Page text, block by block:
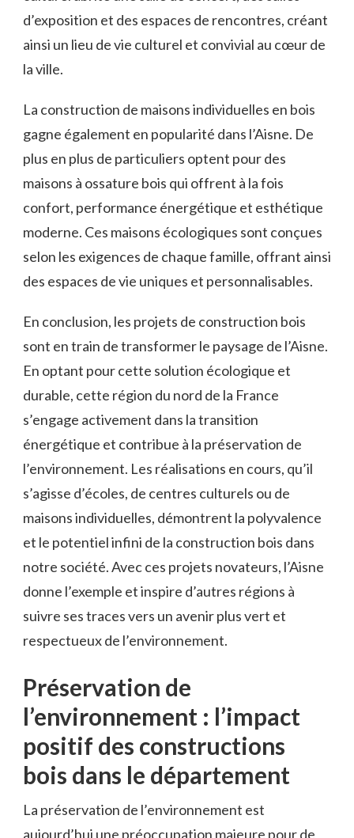
d’exposition⁣ et ‍des espaces ⁢de rencontres,‌ créant⁤
ainsi un lieu de vie culturel et convivial au cœur de
la ‍ville.
La construction ‍de maisons individuelles en bois
gagne également en popularité dans l’Aisne. De⁤
plus en ​plus de particuliers optent pour ⁣des
maisons à ossature bois qui offrent à la fois
confort,‌ performance énergétique et esthétique
moderne. Ces maisons écologiques sont conçues
⁢selon les exigences de chaque famille, offrant ainsi
des espaces de vie uniques et personnalisables.
En ‍conclusion,⁢ les projets de construction bois
sont‍ en train de ⁣transformer le paysage de‍ l’Aisne.
En⁣ optant ​pour cette solution écologique et
‌durable, ⁣cette région ⁣du nord de la France
s’engage activement dans la transition
énergétique et contribue à la⁢ préservation de
‌l’environnement. Les réalisations en cours, ⁤qu’il
s’agisse d’écoles, de centres culturels ou de
maisons individuelles, démontrent la polyvalence
et le potentiel infini de la construction bois dans
notre société. Avec ces projets novateurs, l’Aisne
donne l’exemple et inspire d’autres régions à
suivre ses traces vers un avenir plus vert​ et
respectueux de l’environnement.
Préservation de
l’environnement : l’impact
positif des⁣ constructions
bois ⁣dans le département
La préservation de l’environnement⁣ est
aujourd’hui⁤ une préoccupation‌ majeure pour de